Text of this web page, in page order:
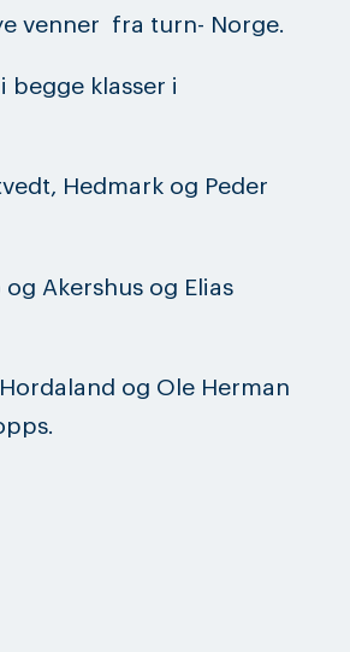
venner fra turn- Norge.
begge klasser i
Hedmark og Peder
Akershus og Elias
og Ole Herman